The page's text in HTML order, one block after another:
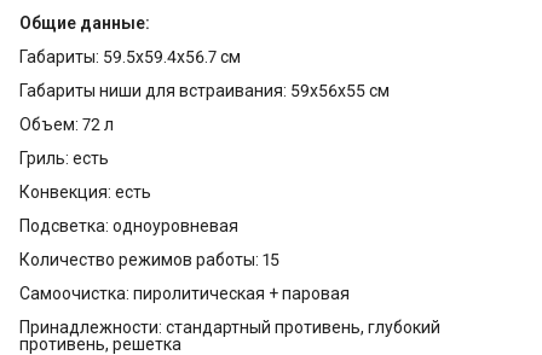
Общие данные:
Габариты: 59.5x59.4x56.7 см
Габариты ниши для встраивания: 59x56x55 см
Объем: 72 л
Гриль: есть
Конвекция: есть
Подсветка: одноуровневая
Количество режимов работы: 15
Самоочистка: пиролитическая + паровая
Принадлежности: стандартный противень, глубокий
противень, решетка